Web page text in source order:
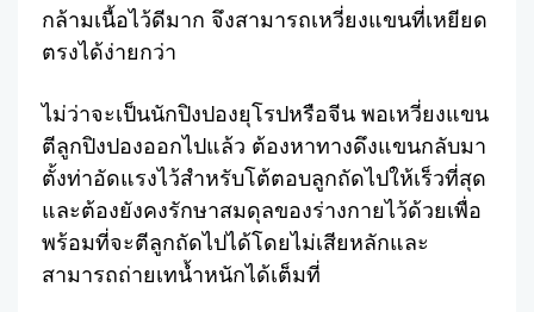
กล้ามเนื้อไว้ดีมาก จึงสามารถเหวี่ยงแขนที่เหยียด
ตรงได้ง่ายกว่า
ไม่ว่าจะเป็นนักปิงปองยุโรปหรือจีน พอเหวี่ยงแขน
ตีลูกปิงปองออกไปแล้ว ต้องหาทางดึงแขนกลับมา
ตั้งท่าอัดแรงไว้สำหรับโต้ตอบลูกถัดไปให้เร็วที่สุด
และต้องยังคงรักษาสมดุลของร่างกายไว้ด้วยเพื่อ
พร้อมที่จะตีลูกถัดไปได้โดยไม่เสียหลักและ
สามารถถ่ายเทน้ำหนักได้เต็มที่